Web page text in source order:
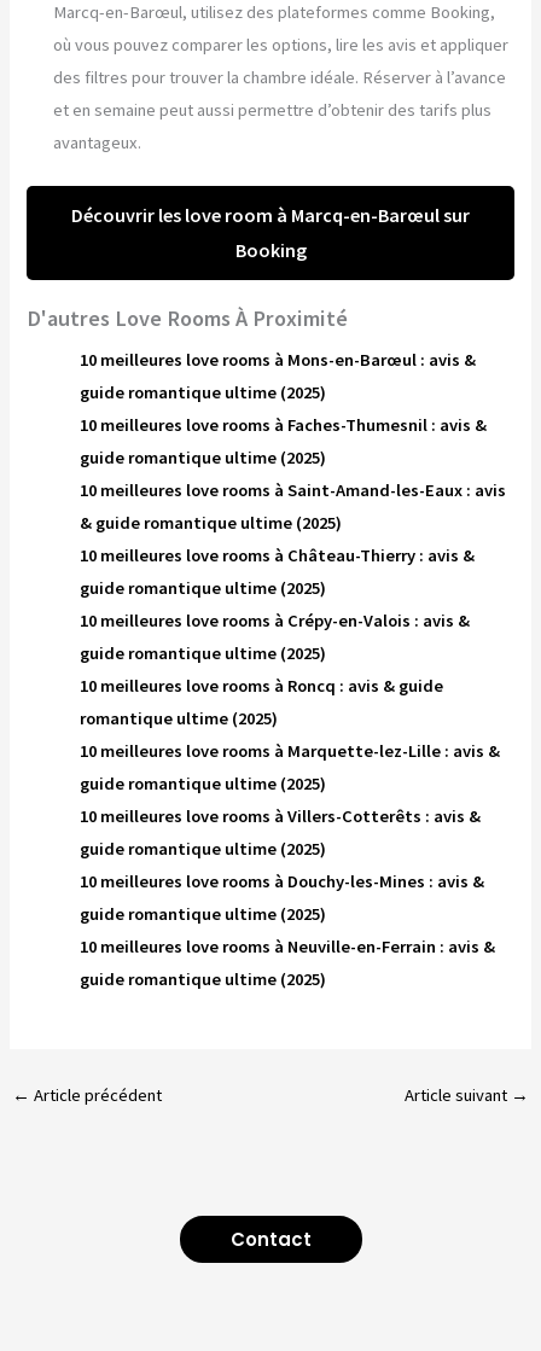
Marcq-en-Barœul, utilisez des plateformes comme Booking,
où vous pouvez comparer les options, lire les avis et appliquer
des filtres pour trouver la chambre idéale. Réserver à l’avance
et en semaine peut aussi permettre d’obtenir des tarifs plus
avantageux.
Découvrir les love room à Marcq-en-Barœul sur
Booking
D'autres Love Rooms À Proximité
10 meilleures love rooms à Mons-en-Barœul : avis &
guide romantique ultime (2025)
10 meilleures love rooms à Faches-Thumesnil : avis &
guide romantique ultime (2025)
10 meilleures love rooms à Saint-Amand-les-Eaux : avis
& guide romantique ultime (2025)
10 meilleures love rooms à Château-Thierry : avis &
guide romantique ultime (2025)
10 meilleures love rooms à Crépy-en-Valois : avis &
guide romantique ultime (2025)
10 meilleures love rooms à Roncq : avis & guide
romantique ultime (2025)
10 meilleures love rooms à Marquette-lez-Lille : avis &
guide romantique ultime (2025)
10 meilleures love rooms à Villers-Cotterêts : avis &
guide romantique ultime (2025)
10 meilleures love rooms à Douchy-les-Mines : avis &
guide romantique ultime (2025)
10 meilleures love rooms à Neuville-en-Ferrain : avis &
guide romantique ultime (2025)
← Article précédent Article suivant →
Contact